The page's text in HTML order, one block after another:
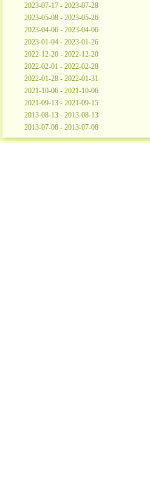
2023-07-17 - 2023-07-28
2023-05-08 - 2023-05-26
2023-04-06 - 2023-04-06
2023-01-04 - 2023-01-26
2022-12-20 - 2022-12-20
2022-02-01 - 2022-02-28
2022-01-28 - 2022-01-31
2021-10-06 - 2021-10-06
2021-09-13 - 2021-09-15
2013-08-13 - 2013-08-13
2013-07-08 - 2013-07-08